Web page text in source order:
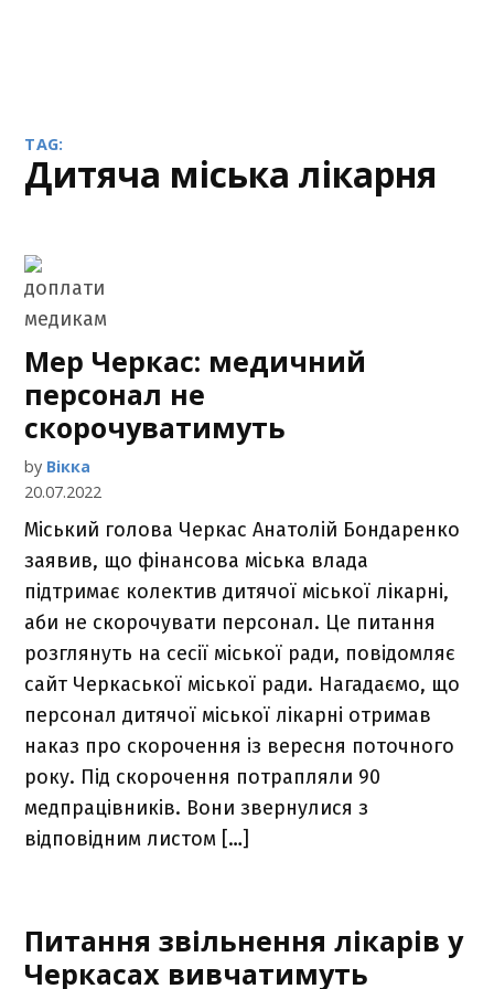
TAG:
дитяча міська лікарня
Мер Черкас: медичний
персонал не
скорочуватимуть
by Вікка
20.07.2022
Міський голова Черкас Анатолій Бондаренко
заявив, що фінансова міська влада
підтримає колектив дитячої міської лікарні,
аби не скорочувати персонал. Це питання
розглянуть на сесії міської ради, повідомляє
сайт Черкаської міської ради. Нагадаємо, що
персонал дитячої міської лікарні отримав
наказ про скорочення із вересня поточного
року. Під скорочення потрапляли 90
медпрацівників. Вони звернулися з
відповідним листом […]
Питання звільнення лікарів у
Черкасах вивчатимуть